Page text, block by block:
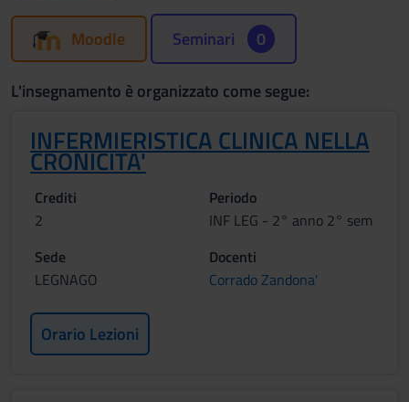
Moodle Seminari 0
L'insegnamento è organizzato come segue:
INFERMIERISTICA CLINICA NELLA
CRONICITA'
Crediti
2
Periodo
INF LEG - 2° anno 2° sem
Sede
LEGNAGO
Docenti
Corrado Zandona'
Orario Lezioni